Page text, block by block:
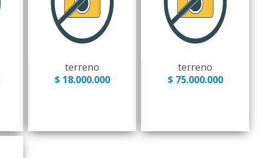
terreno
$ 18.000.000
terreno
$ 75.000.000